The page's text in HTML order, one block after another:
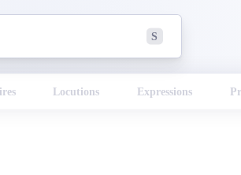
S
Locutions Expressions